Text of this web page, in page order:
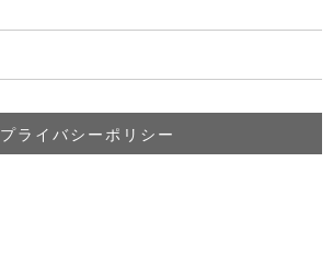
プライバシーポリシー